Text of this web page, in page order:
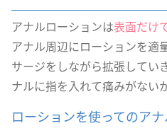
アナルローションは表面だけ
アナル周辺にローションを適
サージをしながら拡張してい
ナルに指を入れて痛みがない
ローションを使ってのア